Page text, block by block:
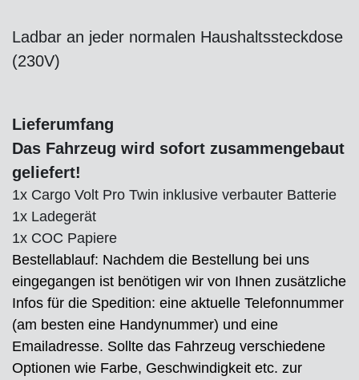
Ladbar an jeder normalen Haushaltssteckdose
(230V)
Lieferumfang
Das Fahrzeug wird sofort zusammengebaut
geliefert!
1x Cargo Volt Pro Twin inklusive verbauter Batterie
1x Ladegerät
1x COC Papiere
Bestellablauf: Nachdem die Bestellung bei uns
eingegangen ist benötigen wir von Ihnen zusätzliche
Infos für die Spedition: eine aktuelle Telefonnummer
(am besten eine Handynummer) und eine
Emailadresse. Sollte das Fahrzeug verschiedene
Optionen wie Farbe, Geschwindigkeit etc. zur